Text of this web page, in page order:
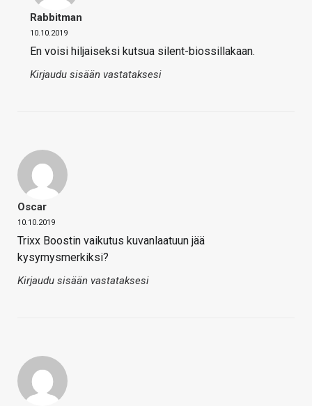
Rabbitman
10.10.2019
En voisi hiljaiseksi kutsua silent-biossillakaan.
Kirjaudu sisään vastataksesi
Oscar
10.10.2019
Trixx Boostin vaikutus kuvanlaatuun jää
kysymysmerkiksi?
Kirjaudu sisään vastataksesi